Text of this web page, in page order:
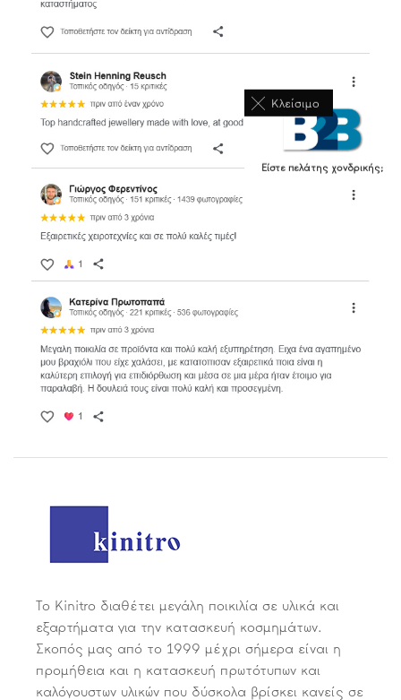
Κλείσιμο
Είστε πελάτης χονδρικής;
Το Kinitro διαθέτει μεγάλη ποικιλία σε υλικά και
εξαρτήματα για την κατασκευή κοσμημάτων.
Σκοπός μας από το 1999 μέχρι σήμερα είναι η
προμήθεια και η κατασκευή πρωτότυπων και
καλόγουστων υλικών που δύσκολα βρίσκει κανείς σε